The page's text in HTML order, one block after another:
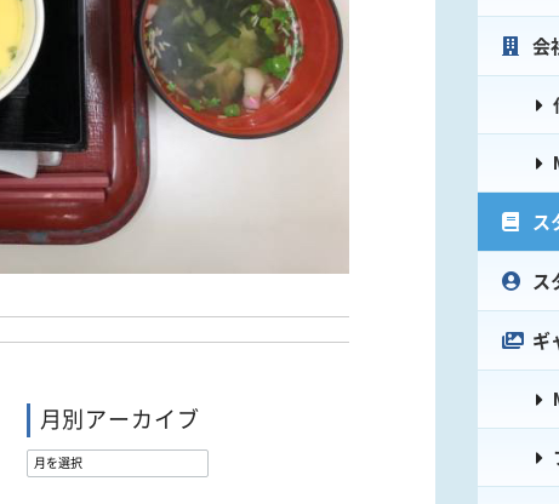
月別アーカイブ
会
ス
ス
ギ